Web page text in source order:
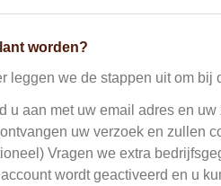
worden?
leggen we de stappen uit om
u aan met uw email adres en
uw verzoek en zullen
Vragen we extra
wordt geactiveerd en u